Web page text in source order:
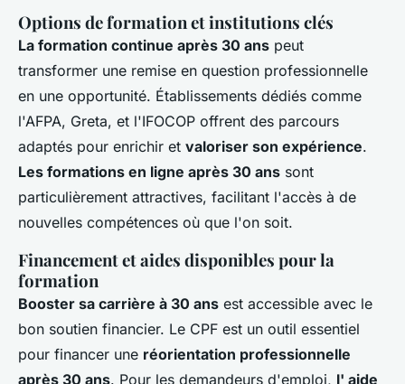
Options de formation et institutions clés
La formation continue après 30 ans peut
transformer une remise en question professionnelle
en une opportunité. Établissements dédiés comme
l'AFPA, Greta, et l'IFOCOP offrent des parcours
adaptés pour enrichir et valoriser son expérience.
Les formations en ligne après 30 ans sont
particulièrement attractives, facilitant l'accès à de
nouvelles compétences où que l'on soit.
Financement et aides disponibles pour la
formation
Booster sa carrière à 30 ans est accessible avec le
bon soutien financier. Le CPF est un outil essentiel
pour financer une réorientation professionnelle
après 30 ans. Pour les demandeurs d'emploi, l' aide